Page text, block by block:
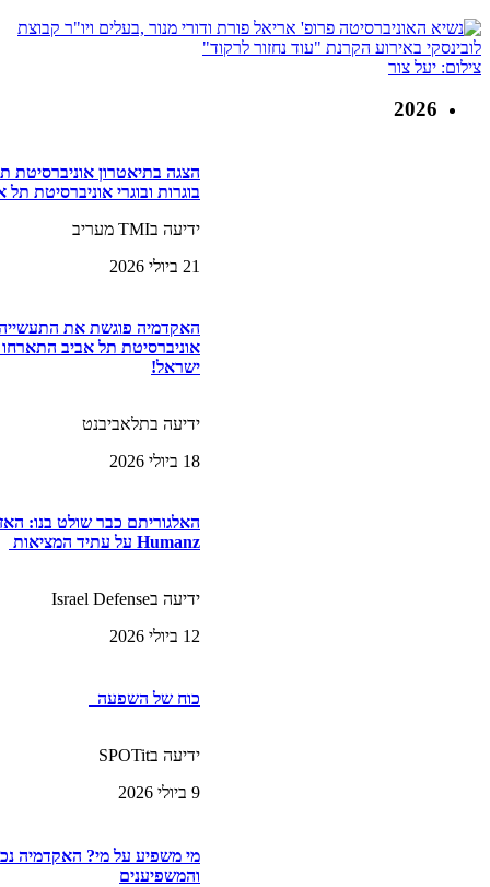
צילום: יעל צור
2026
הצגה בתיאטרון אוניברסיטת
בוגרות ובוגרי אוניברסיטת תל
ידיעה בTMI מעריב
21 ביולי 2026
האקדמיה פוגשת את התעשייה
ישראל!
ידיעה בתלאביבנט
18 ביולי 2026
האלגוריתם כבר שולט בנו:
Humanz על עתיד המציאות
ידיעה בIsrael Defense
12 ביולי 2026
כוח של השפעה
ידיעה בSPOTit
9 ביולי 2026
מי משפיע על מי? האקדמיה
והמשפיענים